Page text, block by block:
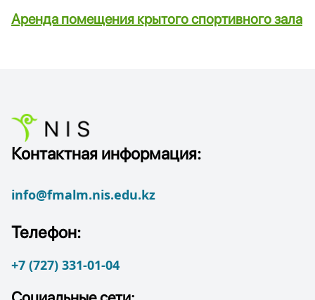
Аренда помещения крытого спортивного зала
Контактная информация:
info@fmalm.nis.edu.kz
Телефон:
+7 (727) 331-01-04